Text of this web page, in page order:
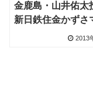
金鹿島・山井佑太
新日鉄住金かずさ
ク・相良悠馬投手
2013